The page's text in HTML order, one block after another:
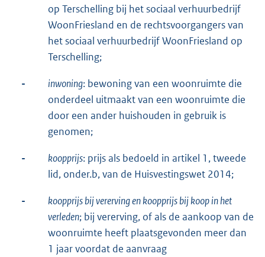
op Terschelling bij het sociaal verhuurbedrijf
WoonFriesland en de rechtsvoorgangers van
het sociaal verhuurbedrijf WoonFriesland op
Terschelling;
- inwoning: bewoning van een woonruimte die
onderdeel uitmaakt van een woonruimte die
door een ander huishouden in gebruik is
genomen;
- koopprijs: prijs als bedoeld in artikel 1, tweede
lid, onder.b, van de Huisvestingswet 2014;
-
koopprijs bij vererving en koopprijs bij koop in het
verleden; bij vererving, of als de aankoop van de
woonruimte heeft plaatsgevonden meer dan
1 jaar voordat de aanvraag